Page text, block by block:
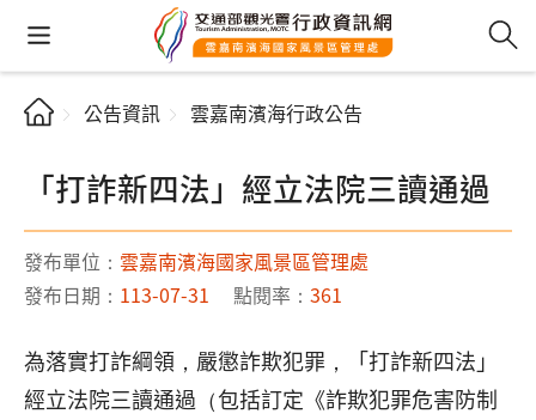
公告資訊 雲嘉南濱海行政公告
「打詐新四法」經立法院三讀通過
發布單位： 雲嘉南濱海國家風景區管理處
發布日期： 113-07-31 點閱率： 361
為落實打詐綱領，嚴懲詐欺犯罪，「打詐新四法」
經立法院三讀通過（包括訂定《詐欺犯罪危害防制